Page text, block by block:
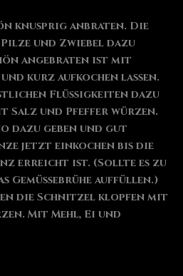
knusprig anbraten. Die
und Zwiebel dazu
angebraten ist mit
kurz aufkochen lassen.
Flüssigkeiten dazu
Salz und Pfeffer würzen.
dazu geben und gut
jetzt einkochen bis die
erreicht ist. (Sollte es zu
Gemüssebrühe auffüllen.)
die Schnitzel klopfen mit
Mit Mehl, Ei und